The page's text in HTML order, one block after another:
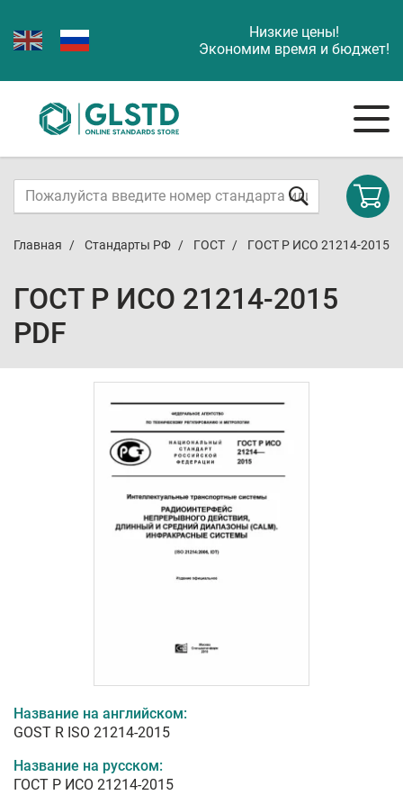
Низкие цены!
Экономим время и бюджет!
Главная Стандарты РФ ГОСТ ГОСТ Р ИСО 21214-2015
ГОСТ Р ИСО 21214-2015
PDF
Название на английском:
GOST R ISO 21214-2015
Название на русском:
ГОСТ Р ИСО 21214-2015